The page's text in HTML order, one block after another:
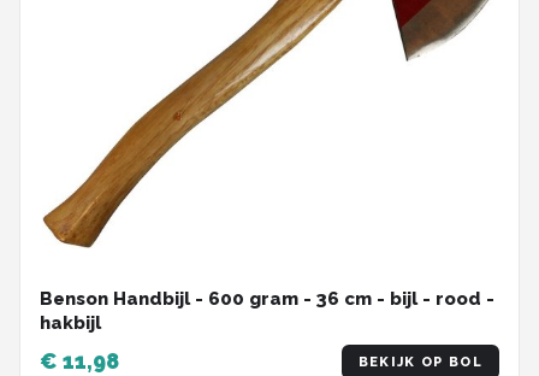
Benson Handbijl - 600 gram - 36 cm - bijl - rood -
hakbijl
€ 11,98 BEKIJK OP BOL